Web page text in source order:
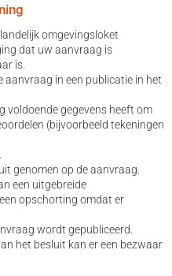
omgevingsloket
dat uw aanvraag is
is.
aanvraag in een publicatie in het
voldoende gegevens heeft om
(bijvoorbeeld tekeningen
genomen op de aanvraag.
een uitgebreide
opschorting omdat er
wordt gepubliceerd.
het besluit kan er een bezwaar